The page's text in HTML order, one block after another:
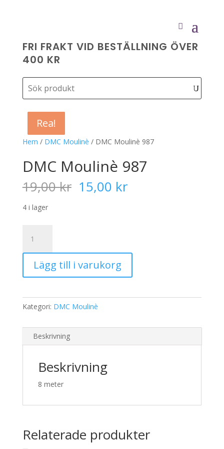
FRI FRAKT VID BESTÄLLNING ÖVER
400 KR
Hem / DMC Moulinè / DMC Moulinè 987
Rea!
DMC Moulinè 987
19,00kr Det
ursprungliga
15,00 krDet
4 i lager
Moulinè
987
mängdLägg till i varukorg
Kategori: DMC Moulinè
Beskrivning
Beskrivning
8 meter
Relaterade produkter
Rea!
Rea!
Rea!